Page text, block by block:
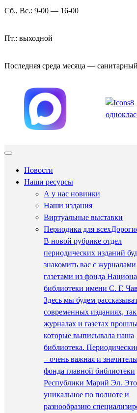
Сб., Вс.: 9-00 — 16-00
Пт.: выходной
Последняя среда месяца —
Новости
Наши ресурсы
А у нас новинки
Наши издания
Виртуальные выставки
Периодика для всех
В новой рубрике отдел
периодических изданий
знакомить вас с
газетами из фонда
библиотеки имени С. Г.
Здесь мы будем
современных изданиях,
журналах и газетах
которые выписывала наша
библиотека.
– очень важная и
фонда главной библиотеки
Республики Марий Эл. Это
уникальное по полноте и
разнообразию